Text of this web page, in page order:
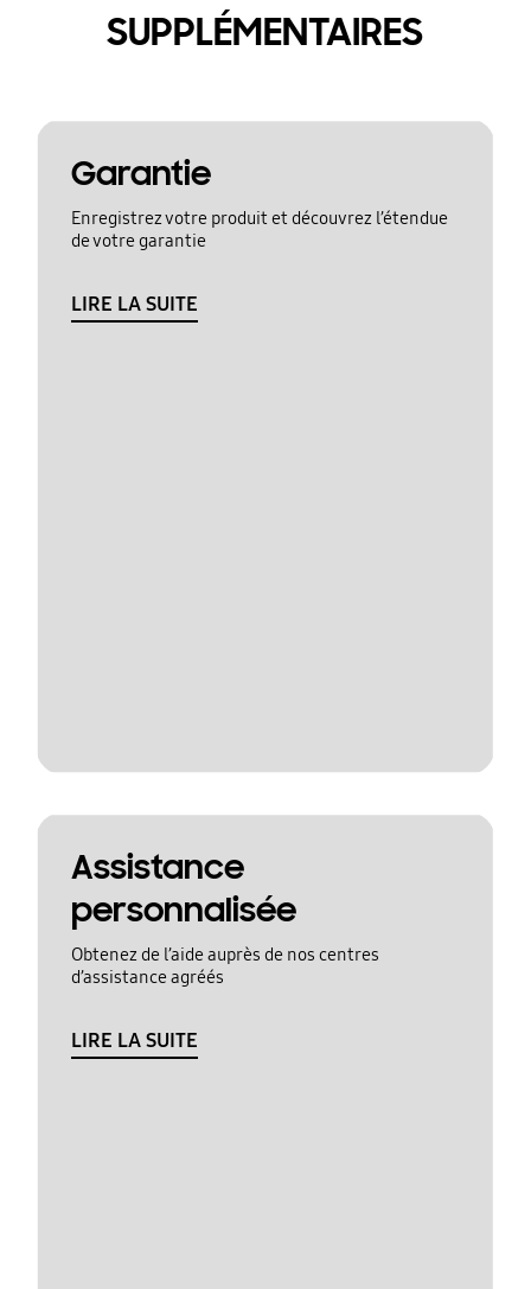
SUPPLÉMENTAIRES
Garantie
Enregistrez votre produit et découvrez l’étendue
de votre garantie
LIRE LA SUITE
Assistance
personnalisée
Obtenez de l’aide auprès de nos centres
d’assistance agréés
LIRE LA SUITE